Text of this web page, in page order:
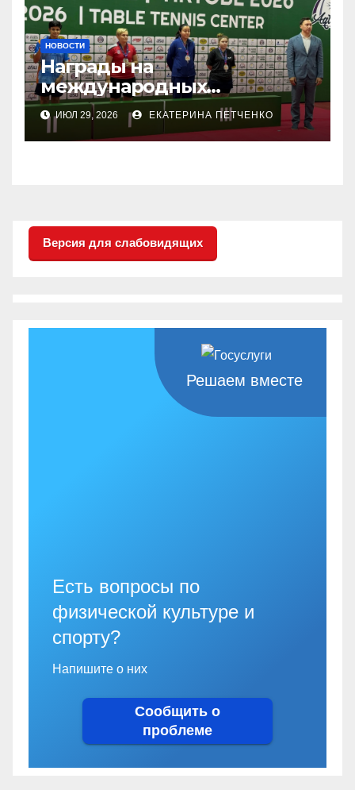
НОВОСТИ
Награды на
международных
соревнованиях
настольного тенниса ПОДА
ИЮЛ 29, 2026 ЕКАТЕРИНА ПЕТЧЕНКО
Версия для слабовидящих
Решаем вместе
Есть вопросы по
физической культуре и
спорту?
Напишите о них
Сообщить о
проблеме